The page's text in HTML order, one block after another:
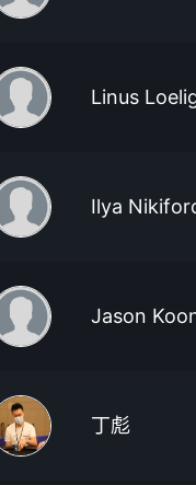
Linus
Ilya
Jason
丁彪